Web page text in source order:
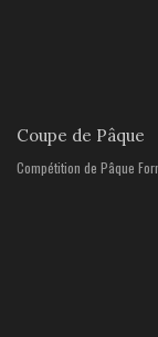
Coupe de Pâque
Compétition de Pâque